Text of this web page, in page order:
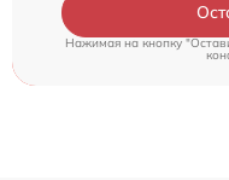
Нажимая на кнопку